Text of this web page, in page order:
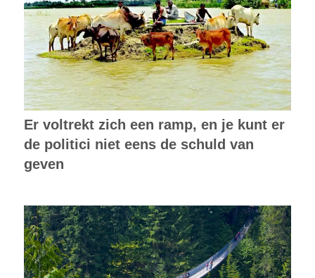
Er voltrekt zich een ramp, en je kunt er
de politici niet eens de schuld van
geven